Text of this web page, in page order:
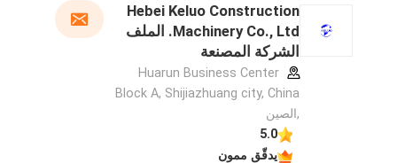
Hebei Keluo Construction
Machinery Co., Ltd. الملف
الشركة المصنعة
Huarun Business Center
Block A, Shijiazhuang city, China
,الصين
5.0
يدقّق ممون